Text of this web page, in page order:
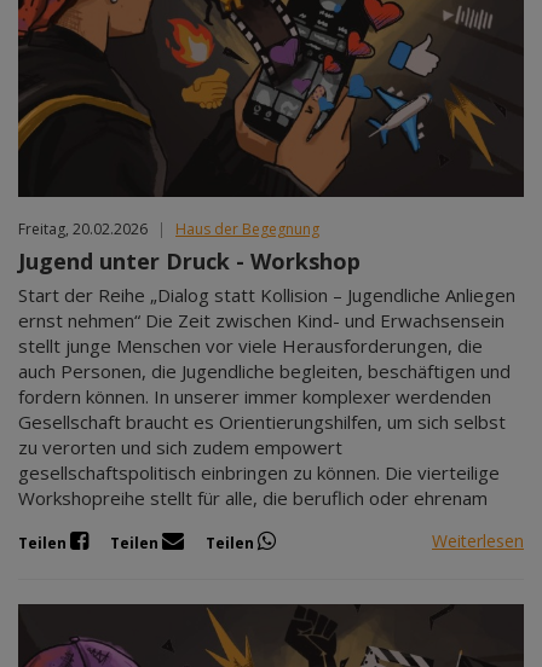
Freitag, 20.02.2026 | Haus der Begegnung
Jugend unter Druck - Workshop
Start der Reihe „Dialog statt Kollision – Jugendliche Anliegen
ernst nehmen“ Die Zeit zwischen Kind- und Erwachsensein
stellt junge Menschen vor viele Herausforderungen, die
auch Personen, die Jugendliche begleiten, beschäftigen und
fordern können. In unserer immer komplexer werdenden
Gesellschaft braucht es Orientierungshilfen, um sich selbst
zu verorten und sich zudem empowert
gesellschaftspolitisch einbringen zu können. Die vierteilige
Workshopreihe stellt für alle, die beruflich oder ehrenam
Teilen Teilen Teilen Weiterlesen